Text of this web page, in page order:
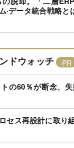
·データ統合戦略と
ドウォッチ
の60％が断念、
セス再設計に取り